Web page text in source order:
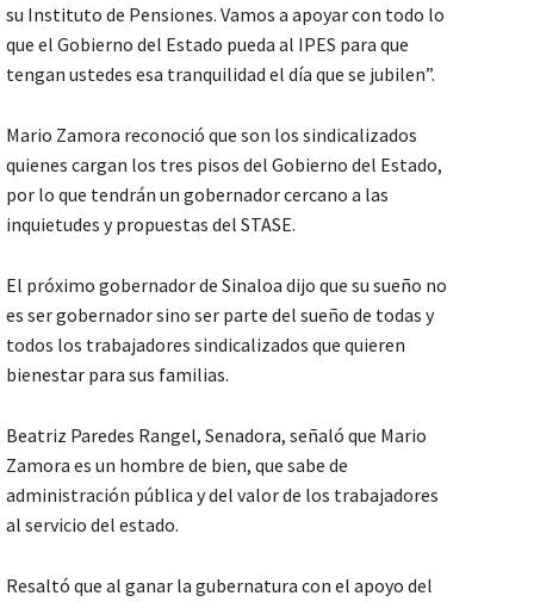
su Instituto de Pensiones. Vamos a apoyar con todo lo
que el Gobierno del Estado pueda al IPES para que
tengan ustedes esa tranquilidad el día que se jubilen”.
Mario Zamora reconoció que son los sindicalizados
quienes cargan los tres pisos del Gobierno del Estado,
por lo que tendrán un gobernador cercano a las
inquietudes y propuestas del STASE.
El próximo gobernador de Sinaloa dijo que su sueño no
es ser gobernador sino ser parte del sueño de todas y
todos los trabajadores sindicalizados que quieren
bienestar para sus familias.
Beatriz Paredes Rangel, Senadora, señaló que Mario
Zamora es un hombre de bien, que sabe de
administración pública y del valor de los trabajadores
al servicio del estado.
Resaltó que al ganar la gubernatura con el apoyo del